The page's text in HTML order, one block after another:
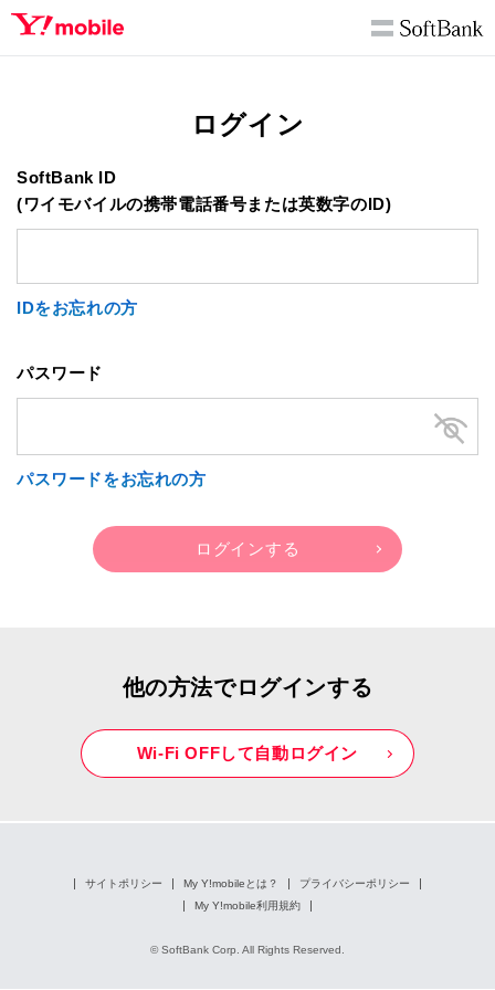
ログイン
SoftBank ID
(ワイモバイルの携帯電話番号または英数字のID)
IDをお忘れの方
パスワード
パスワードをお忘れの方
他の方法でログインする
Wi-Fi OFFして自動ログイン
サイトポリシー My Y!mobileとは？
プライバシーポリシー
My Y!mobile利用規約
© SoftBank Corp. All Rights Reserved.